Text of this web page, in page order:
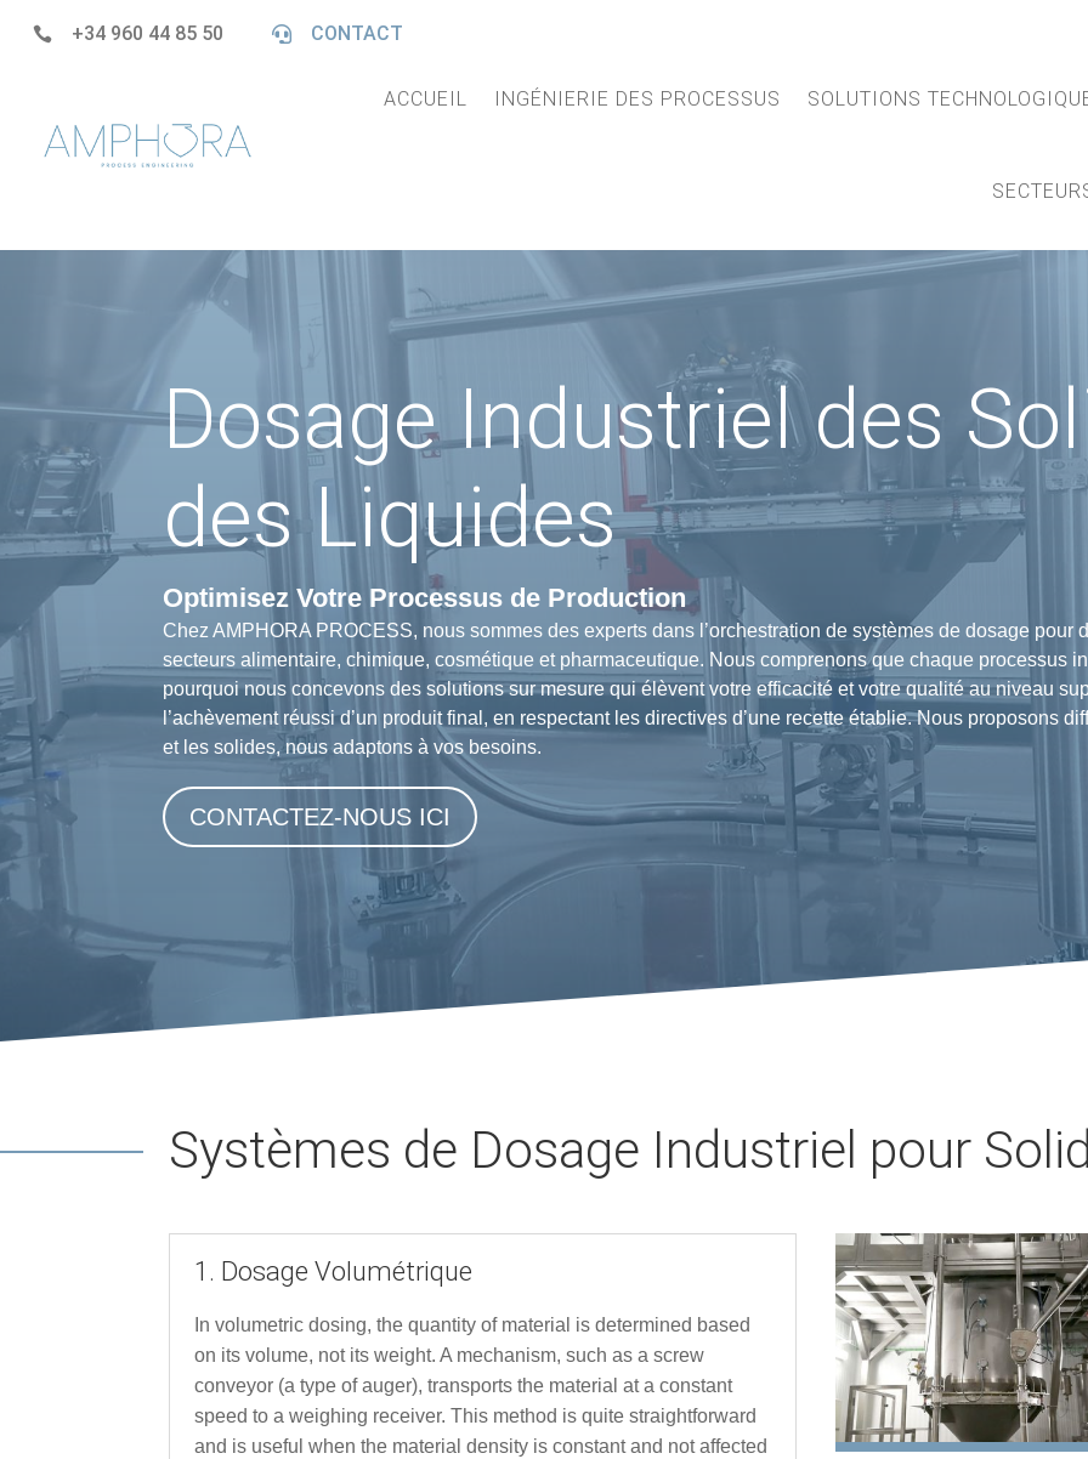
 +34 960 44 85 50  CONTACT
ACCUEIL INGÉNIERIE DES PROCESSUS SOLUTIONS
Dosage Industriel des
des Liquides
Optimisez Votre Processus de Production
Chez AMPHORA PROCESS, nous sommes des experts dans l’orchestration de systèmes de dosage pour
secteurs alimentaire, chimique, cosmétique et pharmaceutique. Nous comprenons que chaque processus
pourquoi nous concevons des solutions sur mesure qui élèvent votre efficacité et votre qualité au niveau
l’achèvement réussi d’un produit final, en respectant les directives d’une recette établie. Nous proposons
et les solides, nous adaptons à vos besoins.
CONTACTEZ-NOUS ICI
Systèmes de Dosage Industriel pour
1. Dosage Volumétrique
In volumetric dosing, the quantity of material is determined based
on its volume, not its weight. A mechanism, such as a screw
conveyor (a type of auger), transports the material at a constant
speed to a weighing receiver. This method is quite straightforward
and is useful when the material density is constant and not affected